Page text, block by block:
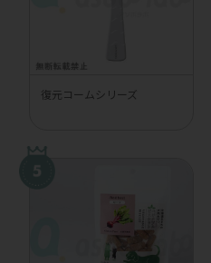
復元コームシリーズ